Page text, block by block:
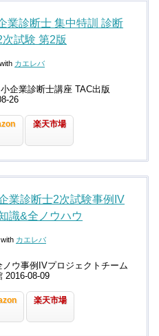
業診断士 集中特訓 診断
試験 第2版
カエレバ
企業診断士講座 TAC出版
26
楽天市場
業診断士2次試験事例IV
識&全ノウハウ
カエレバ
ノウ事例IVプロジェクトチーム
2016-08-09
楽天市場